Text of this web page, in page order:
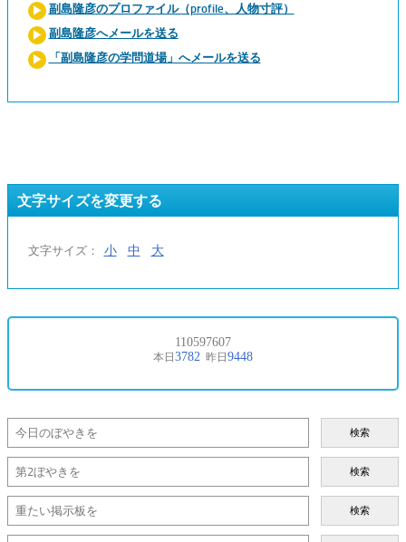
副島隆彦のプロファイル（profile、人物寸評）
副島隆彦へメールを送る
「副島隆彦の学問道場」へメールを送る
文字サイズを変更する
文字サイズ： 小 中 大
検索
検索
検索